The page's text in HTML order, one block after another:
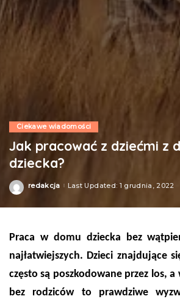
Ciekawe wiadomości
Jak pracować z dziećmi z
dziecka?
Posted
redakcja Last Updated: 1 grudnia, 2022
Praca w domu dziecka bez
najłatwiejszych. Dzieci znajdujące
często są poszkodowane przez los,
bez rodziców to prawdziwe